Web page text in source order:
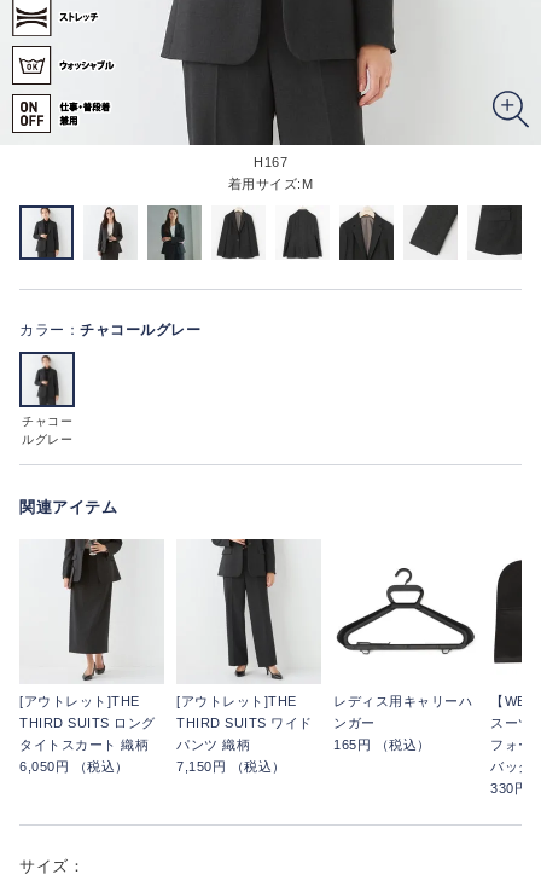
H167
着用サイズ:M
カラー： チャコールグレー
チャコー
ルグレー
関連アイテム
[アウトレット]THE
THIRD SUITS ロング
タイトスカート 織柄
6,050円 （税込）
[アウトレット]THE
THIRD SUITS ワイド
パンツ 織柄
7,150円 （税込）
レディス用キャリーハ
ンガー
165円 （税込）
【
スーツ
フォー
バッグ
330円
サイズ：